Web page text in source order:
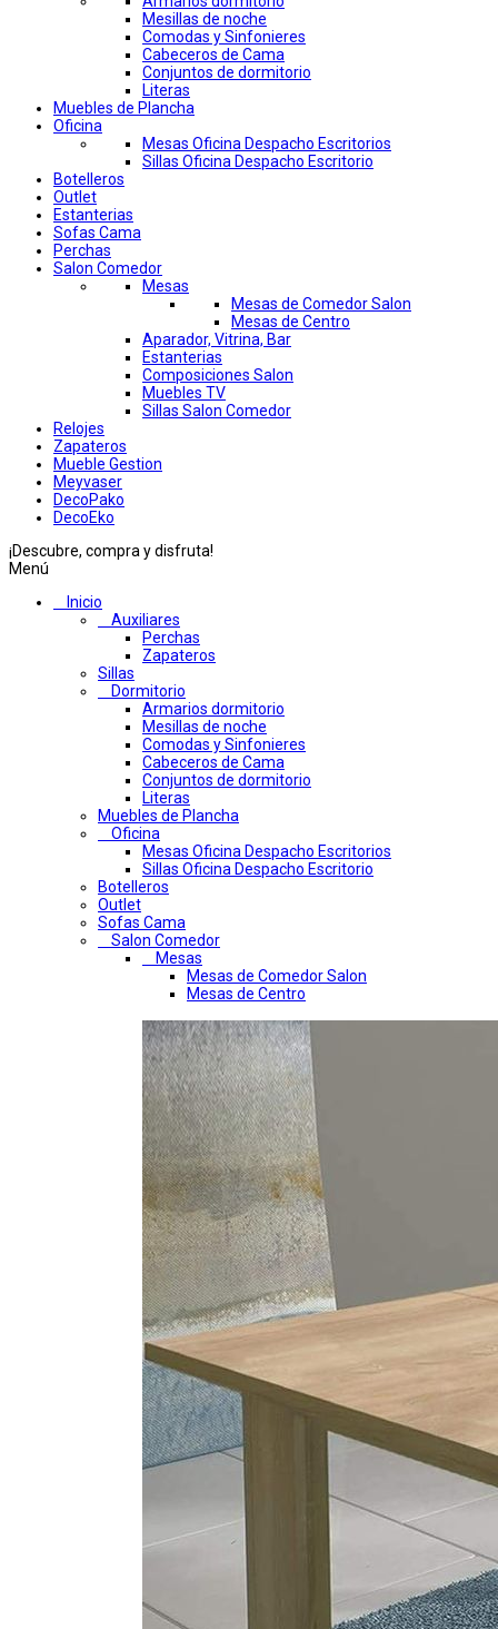
Mesillas de noche
Comodas y Sinfonieres
Cabeceros de Cama
Conjuntos de dormitorio
Literas
Muebles de Plancha
Oficina
Mesas Oficina Despacho Escritorios
Sillas Oficina Despacho Escritorio
Botelleros
Outlet
Estanterias
Sofas Cama
Perchas
Salon Comedor
Mesas
Mesas de Comedor Salon
Mesas de Centro
Aparador, Vitrina, Bar
Estanterias
Composiciones Salon
Muebles TV
Sillas Salon Comedor
Relojes
Zapateros
Mueble Gestion
Meyvaser
DecoPako
DecoEko
¡Descubre, compra y disfruta!
Menú
Inicio
Auxiliares
Perchas
Zapateros
Sillas
Dormitorio
Armarios dormitorio
Mesillas de noche
Comodas y Sinfonieres
Cabeceros de Cama
Conjuntos de dormitorio
Literas
Muebles de Plancha
Oficina
Mesas Oficina Despacho Escritorios
Sillas Oficina Despacho Escritorio
Botelleros
Outlet
Sofas Cama
Salon Comedor
Mesas
Mesas de Comedor Salon
Mesas de Centro